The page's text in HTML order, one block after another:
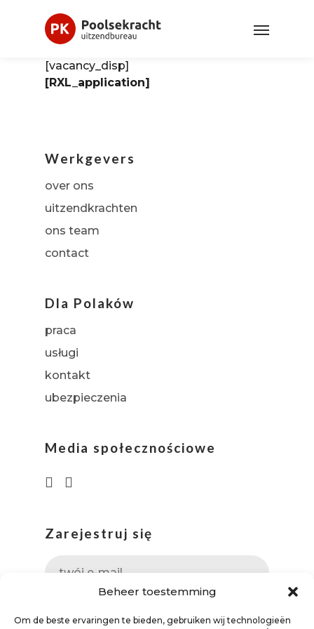
Beheer toestemming
Om de beste ervaringen te bieden, gebruiken wij technologieën
[vacancy_disp]
[RXL_application]
Werkgevers
over ons
uitzendkrachten
ons team
contact
Dla Polaków
praca
usługi
kontakt
ubezpieczenia
Media społecznościowe
Zarejestruj się